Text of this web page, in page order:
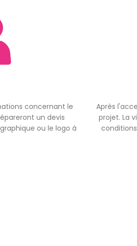
concernant le
un devis
ou le logo à
Après
projet. La